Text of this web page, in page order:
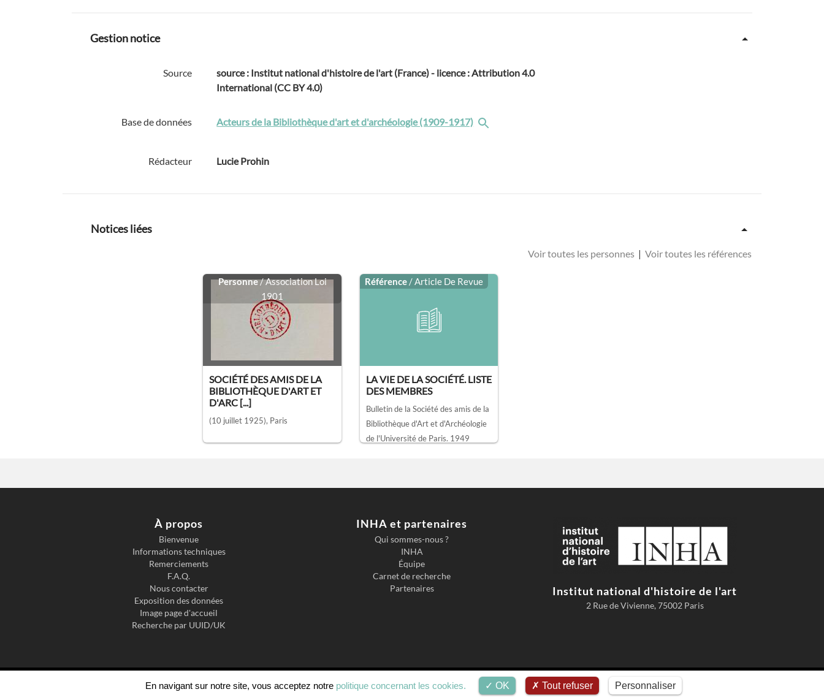
Gestion notice
Source
source : Institut national d'histoire de l'art (France) - licence : Attribution 4.0
International (CC BY 4.0)
Base de données Acteurs de la Bibliothèque d'art et d'archéologie (1909-1917)
Rédacteur Lucie Prohin
Notices liées
Voir toutes les personnes | Voir toutes les références
Personne/ Association Loi
1901
SOCIÉTÉ DES AMIS DE LA
BIBLIOTHÈQUE D'ART ET
D'ARC [...]
(10 juillet 1925), Paris
Référence / Article De Revue
LA VIE DE LA SOCIÉTÉ. LISTE
DES MEMBRES
Bulletin de la Société des amis de la
Bibliothèque d'Art et d'Archéologie
de l'Université de Paris. 1949
À propos
Bienvenue
Informations techniques
Remerciements
F.A.Q.
Nous contacter
Exposition des données
Image page d'accueil
Recherche par UUID/UK
INHA et partenaires
Qui sommes-nous ?
INHA
Équipe
Carnet de recherche
Partenaires
Institut national d'histoire de l'art
2 Rue de Vivienne, 75002 Paris
Accessibilité Mentions légales Conditions d'utilisation Comment citer AGORHA
En navigant sur notre site, vous acceptez notre politique concernant les cookies. OK Tout refuser Personnaliser